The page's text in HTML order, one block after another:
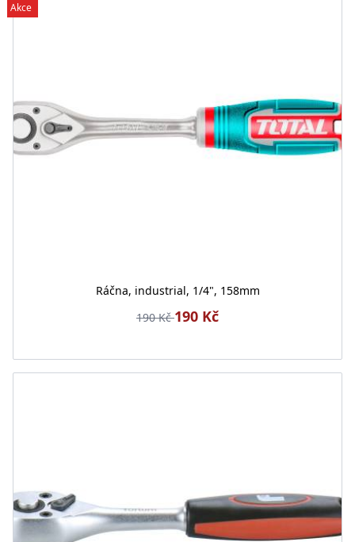
Akce
Ráčna, industrial, 1/4", 158mm
190 Kč190 Kč